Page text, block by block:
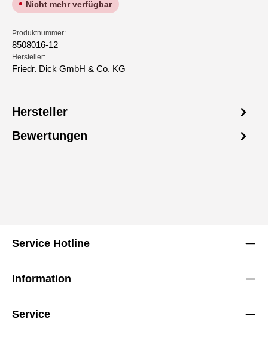
Nicht mehr verfügbar
Produktnummer:
8508016-12
Hersteller:
Friedr. Dick GmbH & Co. KG
Hersteller
Bewertungen
Service Hotline
Information
Service